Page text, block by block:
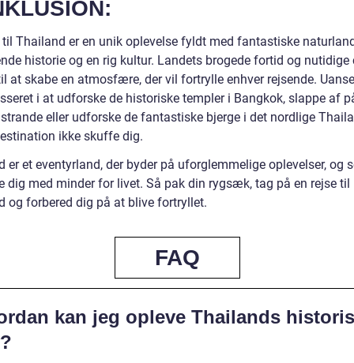
til Thailand er en unik oplevelse fyldt med fantastiske
historie og en rig kultur. Landets brogede fortid og nutidige
at skabe en atmosfære, der vil fortrylle enhver rejsende.
i at udforske de historiske templer i Bangkok, slappe af
eller udforske de fantastiske bjerge i det nordlige
ikke skuffe dig.
er et eventyrland, der byder på uforglemmelige oplevelser, og
dig med minder for livet. Så pak din rygsæk, tag på en rejse til
og forbered dig på at blive fortryllet.
FAQ
kan jeg opleve Thailands